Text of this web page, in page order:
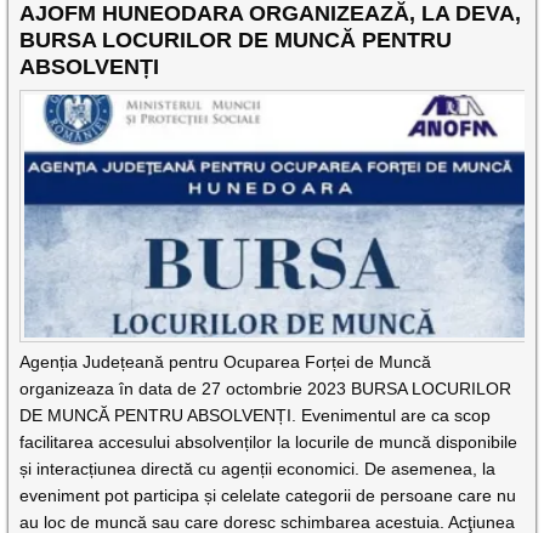
AJOFM HUNEODARA ORGANIZEAZĂ, LA DEVA,
BURSA LOCURILOR DE MUNCĂ PENTRU
ABSOLVENȚI
Agenția Județeană pentru Ocuparea Forței de Muncă
organizeaza în data de 27 octombrie 2023 BURSA LOCURILOR
DE MUNCĂ PENTRU ABSOLVENȚI. Evenimentul are ca scop
facilitarea accesului absolvenților la locurile de muncă disponibile
și interacțiunea directă cu agenții economici. De asemenea, la
eveniment pot participa și celelate categorii de persoane care nu
au loc de muncă sau care doresc schimbarea acestuia. Acţiunea